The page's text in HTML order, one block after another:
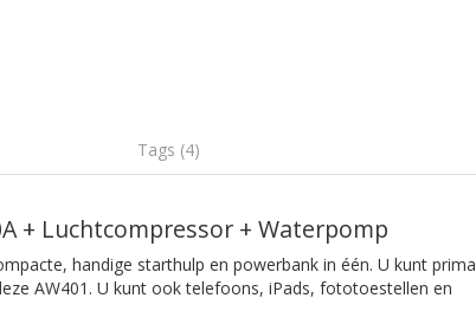
Tags (4)
+ Luchtcompressor + Waterpomp
handige starthulp en powerbank in één. U kunt prima
AW401. U kunt ook telefoons, iPads, fototoestellen en